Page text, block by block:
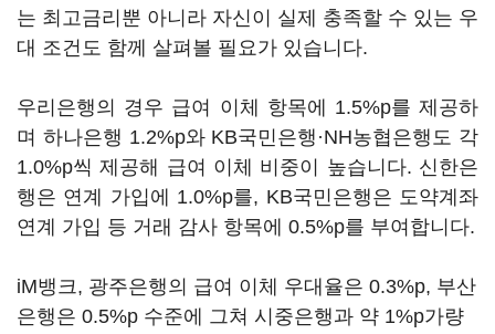
는 최고금리뿐 아니라 자신이 실제 충족할 수 있는 우
대 조건도 함께 살펴볼 필요가 있습니다.
우리은행의 경우 급여 이체 항목에 1.5%p를 제공하
며 하나은행 1.2%p와 KB국민은행·NH농협은행도 각
1.0%p씩 제공해 급여 이체 비중이 높습니다. 신한은
행은 연계 가입에 1.0%p를, KB국민은행은 도약계좌
연계 가입 등 거래 감사 항목에 0.5%p를 부여합니다.
iM뱅크, 광주은행의 급여 이체 우대율은 0.3%p, 부산
은행은 0.5%p 수준에 그쳐 시중은행과 약 1%p가량